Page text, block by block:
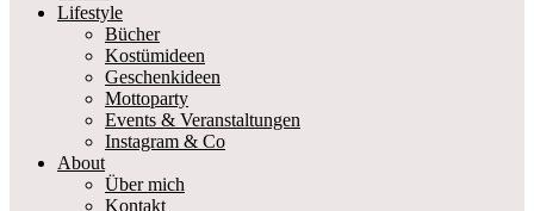
Lifestyle
Bücher
Kostümideen
Geschenkideen
Mottoparty
Events & Veranstaltungen
Instagram & Co
About
Über mich
Kontakt